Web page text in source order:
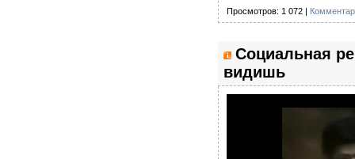
Просмотров: 1 072 |
Социальная
видишь